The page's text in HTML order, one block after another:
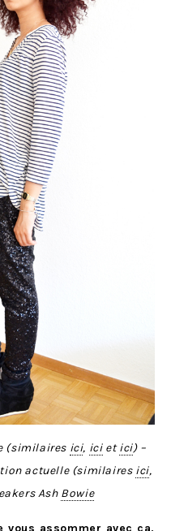
(similaires ici, icietici) –
actuelle (similaires ici,
Ash Bowie
vous assommer avec ça,